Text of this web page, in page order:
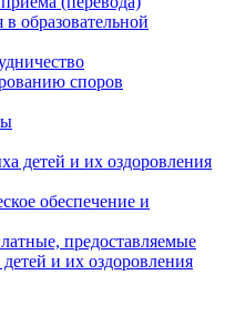
образовательной
споров
детей и их оздоровления
обеспечение и
предоставляемые
и их оздоровления